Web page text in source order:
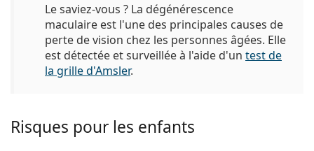
Le saviez-vous ? La dégénérescence
maculaire est l'une des principales causes de
perte de vision chez les personnes âgées. Elle
est détectée et surveillée à l'aide d'un test de
la grille d'Amsler.
Risques pour les enfants